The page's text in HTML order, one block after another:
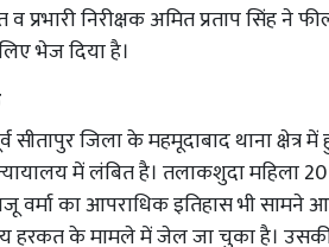
व प्रभारी निरीक्षक अमित प्रताप सिंह ने
भेज दिया है।
सीतापुर जिला के महमूदाबाद थाना क्षेत्र
में लंबित है। तलाकशुदा महिला
वर्मा का आपराधिक इतिहास भी सामने
हरकत के मामले में जेल जा चुका है।